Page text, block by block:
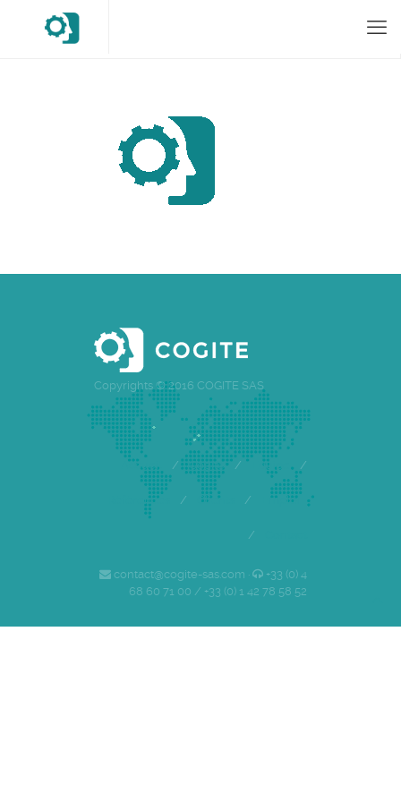
Copyrights © 2016 COGITE SAS
Accueil / Cogite / Equipe /
Références / Clients / Emploi
/
contact@cogite-sas.com ·
+33 (0) 4
68 60 71 00 / +33 (0) 1 42 78 58 52